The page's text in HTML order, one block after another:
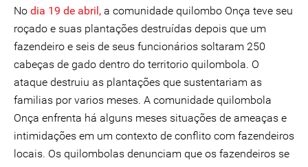
No dia 19 de abril, a comunidade quilombo Onça teve seu
roçado e suas plantações destruídas depois que um
fazendeiro e seis de seus funcionários soltaram 250
cabeças de gado dentro do territorio quilombola. O
ataque destruiu as plantações que sustentariam as
familias por varios meses. A comunidade quilombola
Onça enfrenta há alguns meses situações de ameaças e
intimidações em um contexto de conflito com fazendeiros
locais. Os quilombolas denunciam que os fazendeiros se